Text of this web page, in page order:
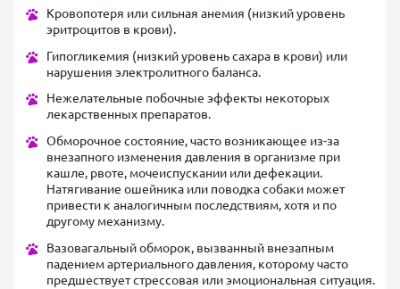
Кровопотеря или сильная анемия (низкий уровень
эритроцитов в крови).
Гипогликемия (низкий уровень сахара в крови) или
нарушения электролитного баланса.
Нежелательные побочные эффекты некоторых
лекарственных препаратов.
Обморочное состояние, часто возникающее из-за
внезапного изменения давления в организме при
кашле, рвоте, мочеиспускании или дефекации.
Натягивание ошейника или поводка собаки может
привести к аналогичным последствиям, хотя и по
другому механизму.
Вазовагальный обморок, вызванный внезапным
падением артериального давления, которому часто
предшествует стрессовая или эмоциональная ситуация.